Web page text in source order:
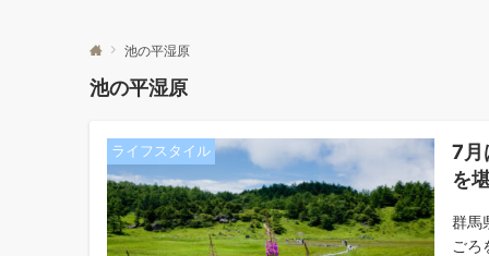
池の平湿原
池の平湿原
ライフスタイル
7月
を
群馬
ごろ